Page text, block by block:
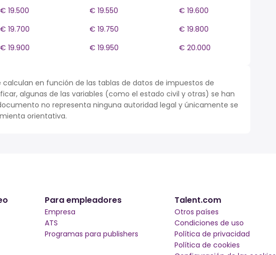
€ 19.500 € 19.550
€ 19.600
€ 19.700 € 19.750
€ 19.800
€ 19.900 € 19.950 € 20.000
calculan en función de las tablas de datos de impuestos de
algunas de las variables (como el estado civil y otras) se han
no representa ninguna autoridad legal y únicamente se
orientativa.
Para empleadores
Empresa
ATS
Programas para publishers
Talent.com
Otros países
Condiciones de uso
Política de privacidad
Política de cookies